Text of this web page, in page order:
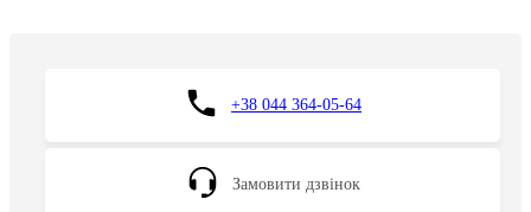
+38 044 364-05-64
Замовити дзвінок